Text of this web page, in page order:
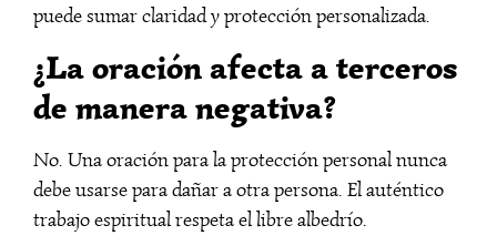
puede sumar claridad y protección personalizada.
¿La oración afecta a terceros
de manera negativa?
No. Una oración para la protección personal nunca
debe usarse para dañar a otra persona. El auténtico
trabajo espiritual respeta el libre albedrío.